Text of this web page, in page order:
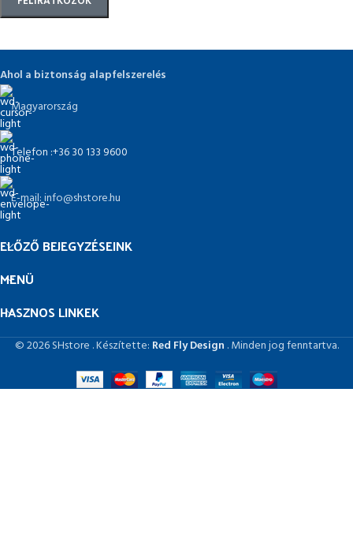
Ahol a biztonság alapfelszerelés
Magyarország
Telefon :+36 30 133 9600
E-mail: info@shstore.hu
ELŐZŐ BEJEGYZÉSEINK
MENÜ
HASZNOS LINKEK
© 2026 SHstore . Készítette: Red Fly Design . Minden jog fenntartva.